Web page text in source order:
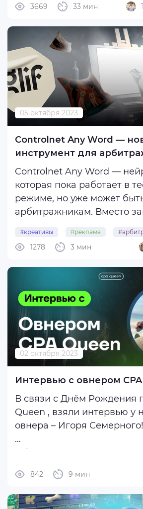
площадку одной из
Commerce сетей в России.
Как ...
33 мин
3669
05 октября 2023
Controlnet Any Word —
инструмент для
Controlnet Any Word — нейросеть,
которая пока работает в
режиме, но уже может
арбитражникам. Вместо
можно
его самостоятельно с этим
инструментом АИ, введя
Ниже рассмотрим, как ...
#креативы #реклама
#крео #нейросеть
3 мин
1278
02 октября 2023
Интервью с овнером
В связи с Днём Рождения
Queen , взяли интервью у нашего
овнера – Игоря Семерного!
столкнулся в самом
важно для работы
рассмотрели и многие
9 мин
842